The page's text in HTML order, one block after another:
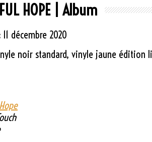
HOPE | Album
11 décembre 2020
noir standard, vinyle jaune édition